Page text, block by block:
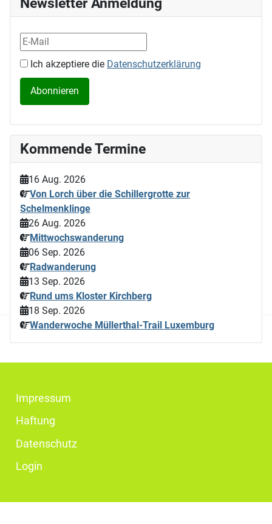
Ich akzeptiere die Datenschutzerklärung
Kommende Termine
16 Aug. 2026
Von Lorch über die Schillergrotte zur
Schelmenklinge
26 Aug. 2026
Mittwochswanderung
06 Sep. 2026
Radwanderung
13 Sep. 2026
Rund ums Kloster Kirchberg
18 Sep. 2026
Wanderwoche Müllerthal-Trail Luxemburg
Impressum
Haftung
Datenschutz
Login